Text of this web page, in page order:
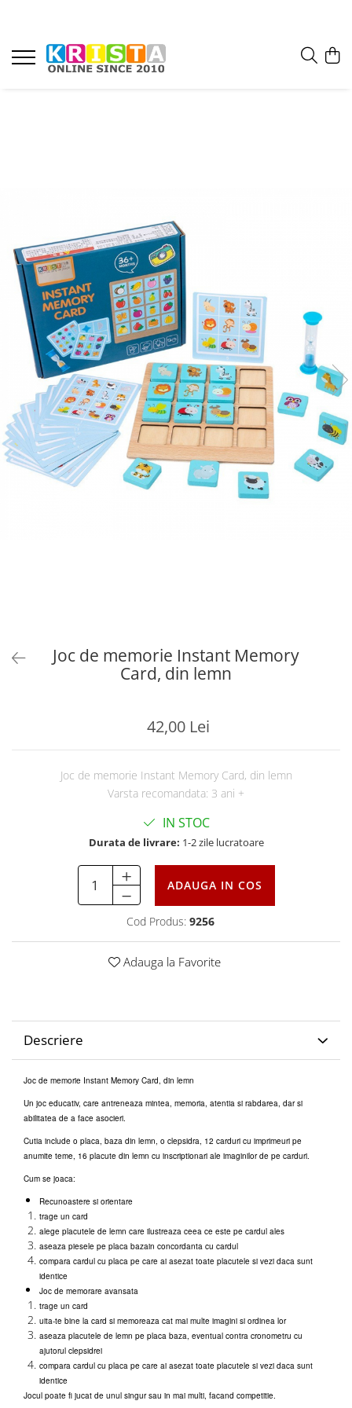
Joc de memorie Instant Memory
Card, din lemn
42,00 Lei
Joc de memorie Instant Memory Card, din lemn
Varsta recomandata: 3 ani +
IN STOC
Durata de livrare: 1-2 zile lucratoare
ADAUGA IN COS
Cod Produs: 9256
Adauga la Favorite
Descriere
Joc de memorie Instant Memory Card, din lemn
Un joc educativ, care antreneaza mintea, memoria, atentia si rabdarea, dar si
abilitatea de a face asocieri.
Cutia include o placa, baza din lemn, o clepsidra, 12 carduri cu imprimeuri pe
anumite teme, 16 placute din lemn cu inscriptionari ale imaginilor de pe carduri.
Cum se joaca:
Recunoastere si orientare
trage un card
alege placutele de lemn care ilustreaza ceea ce este pe cardul ales
aseaza piesele pe placa bazain concordanta cu cardul
compara cardul cu placa pe care ai asezat toate placutele si vezi daca sunt
identice
Joc de memorare avansata
trage un card
uita-te bine la card si memoreaza cat mai multe imagini si ordinea lor
aseaza placutele de lemn pe placa baza, eventual contra cronometru cu
ajutorul clepsidrei
compara cardul cu placa pe care ai asezat toate placutele si vezi daca sunt
identice
Jocul poate fi jucat de unul singur sau in mai multi, facand competitie.